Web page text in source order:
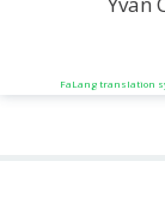
FaLang translation